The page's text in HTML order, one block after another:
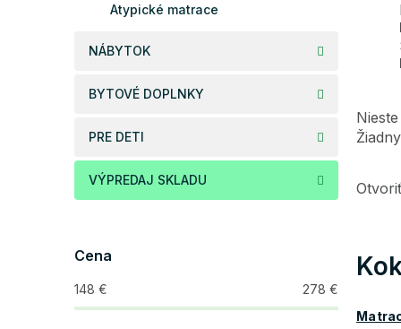
Atypické matrace
NÁBYTOK
BYTOVÉ DOPLNKY
PRE DETI
VÝPREDAJ SKLADU
Cena
148 € 278 €